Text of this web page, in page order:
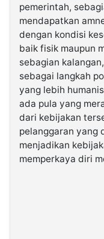
pemerintah,
mendapatkan
dengan kondisi
baik fisik maupun
sebagian
sebagai langkah
yang lebih
ada pula yang
dari kebijakan
pelanggaran yang
menjadikan
memperkaya diri